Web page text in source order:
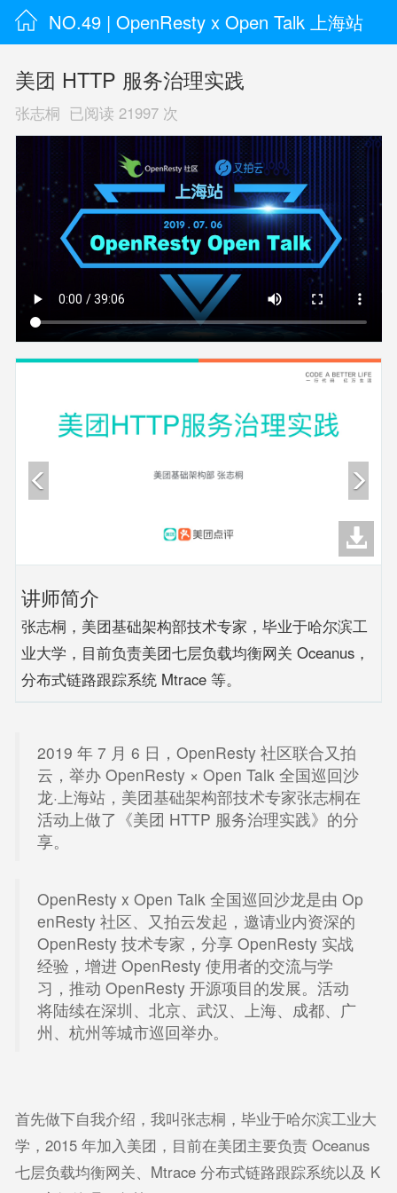
NO.49 | OpenResty x Open Talk 上海站
美团 HTTP 服务治理实践
张志桐 已阅读 21997 次
讲师简介
张志桐，美团基础架构部技术专家，毕业于哈尔滨工
业大学，目前负责美团七层负载均衡网关 Oceanus，
分布式链路跟踪系统 Mtrace 等。
2019 年 7 月 6 日，OpenResty 社区联合又拍
云，举办 OpenResty × Open Talk 全国巡回沙
龙·上海站，美团基础架构部技术专家张志桐在
活动上做了《美团 HTTP 服务治理实践》的分
享。
OpenResty x Open Talk 全国巡回沙龙是由 Op
enResty 社区、又拍云发起，邀请业内资深的
OpenResty 技术专家，分享 OpenResty 实战
经验，增进 OpenResty 使用者的交流与学
习，推动 OpenResty 开源项目的发展。活动
将陆续在深圳、北京、武汉、上海、成都、广
州、杭州等城市巡回举办。
首先做下自我介绍，我叫张志桐，毕业于哈尔滨工业大
学，2015 年加入美团，目前在美团主要负责 Oceanus
七层负载均衡网关、Mtrace 分布式链路跟踪系统以及 K